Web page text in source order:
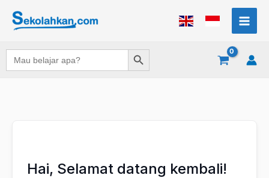
Search
for:
Search Button
Hai, Selamat datang kembali!